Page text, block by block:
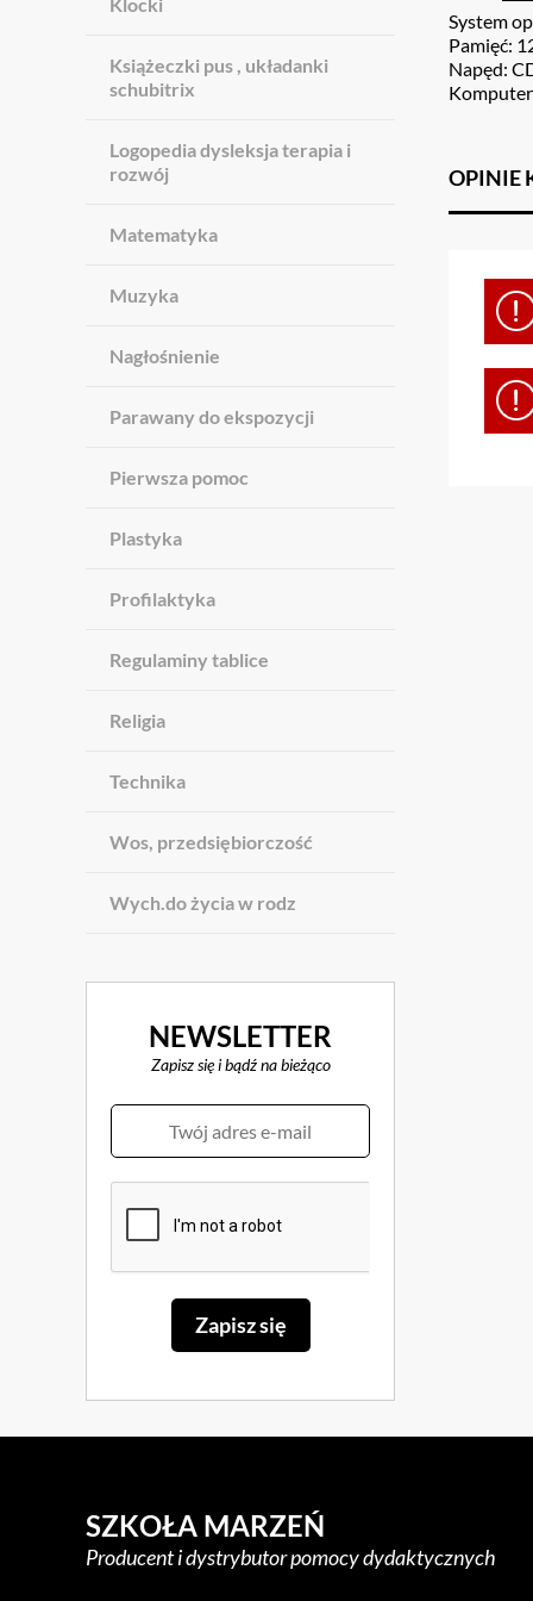
Książeczki pus , układanki
schubitrix
Logopedia dysleksja terapia i
rozwój
Matematyka
Muzyka
Nagłośnienie
Parawany do ekspozycji
Pierwsza pomoc
Plastyka
Profilaktyka
Regulaminy tablice
Religia
Technika
Wos, przedsiębiorczość
Wych.do życia w rodz
NEWSLETTER
Zapisz się i bądź na bieżąco
System
Pamięć:
Napęd:
OPINIE
SZKOŁA MARZEŃ
Producent i dystrybutor pomocy dydaktycznych